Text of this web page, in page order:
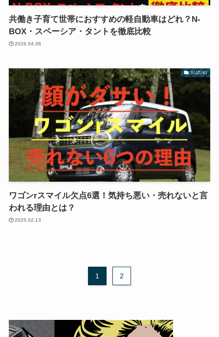
共働き子育て世帯におすすめの軽自動車はどれ？N-
BOX・スペーシア・タントを徹底比較
2026.04.08
SUZUKI
ワゴンrスマイル欠点6選！気持ち悪い・売れないと言
われる理由とは？
2025.02.13
1 2